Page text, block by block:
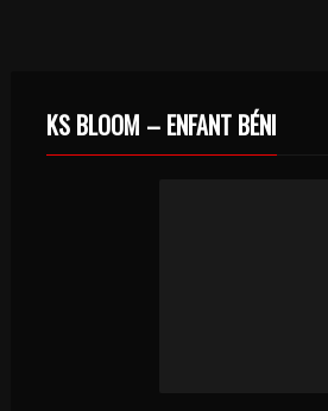
KS BLOOM – ENFANT BÉNI